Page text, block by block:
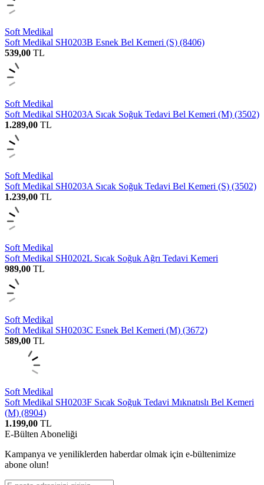
Soft Medikal
Soft Medikal SH0203B Esnek Bel Kemeri (S) (8406)
539,00 TL
Soft Medikal
Soft Medikal SH0203A Sıcak Soğuk Tedavi Bel Kemeri (M) (3502)
1.289,00 TL
Soft Medikal
Soft Medikal SH0203A Sıcak Soğuk Tedavi Bel Kemeri (S) (3502)
1.239,00 TL
Soft Medikal
Soft Medikal SH0202L Sıcak Soğuk Ağrı Tedavi Kemeri
989,00 TL
Soft Medikal
Soft Medikal SH0203C Esnek Bel Kemeri (M) (3672)
589,00 TL
Soft Medikal
Soft Medikal SH0203F Sıcak Soğuk Tedavi Mıknatıslı Bel Kemeri
(M) (8904)
1.199,00 TL
E-Bülten Aboneliği
Kampanya ve yeniliklerden haberdar olmak için e-bültenimize
abone olun!